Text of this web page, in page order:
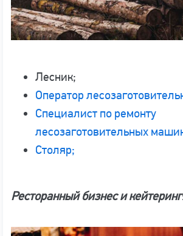
Лесник;
Оператор
Специалист по ремонту
лесозаготовительных
Столяр;
Ресторанный бизнес и кейтеринг